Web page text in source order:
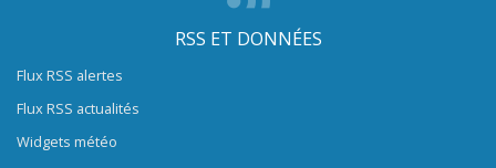
RSS ET DONNÉES
Flux RSS alertes
Flux RSS actualités
Widgets météo